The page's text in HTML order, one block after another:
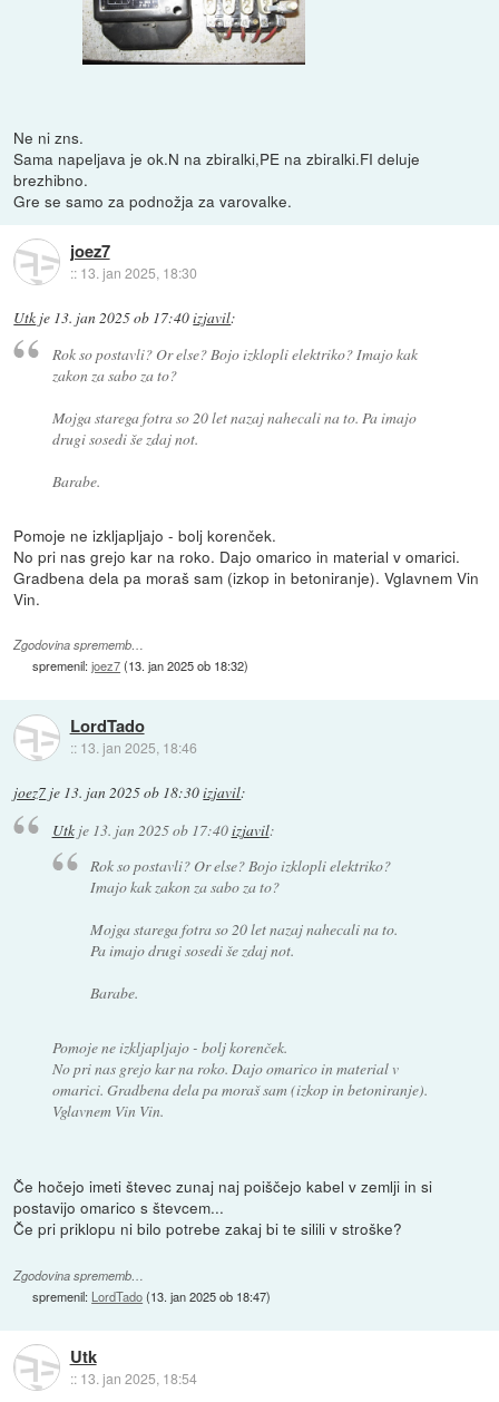
Ne ni zns.
Sama napeljava je ok.N na zbiralki,PE na zbiralki.FI deluje
brezhibno.
Gre se samo za podnožja za varovalke.
joez7
:: 13. jan 2025, 18:30
Utk je 13. jan 2025 ob 17:40izjavil:
Rok so postavli? Or else? Bojo izklopli elektriko? Imajo kak
zakon za sabo za to?
Mojga starega fotra so 20 let nazaj nahecali na to. Pa imajo
drugi sosedi še zdaj not.
Barabe.
Pomoje ne izkljapljajo - bolj korenček.
No pri nas grejo kar na roko. Dajo omarico in material v omarici.
Gradbena dela pa moraš sam (izkop in betoniranje). Vglavnem Vin
Vin.
Zgodovina sprememb…
spremenil:joez7(13. jan 2025 ob 18:32)
LordTado
:: 13. jan 2025, 18:46
joez7 je 13. jan 2025 ob 18:30izjavil:
Utkje 13. jan 2025 ob 17:40izjavil:
Rok so postavli? Or else? Bojo izklopli elektriko?
Imajo kak zakon za sabo za to?
Mojga starega fotra so 20 let nazaj nahecali na to.
Pa imajo drugi sosedi še zdaj not.
Barabe.
Pomoje ne izkljapljajo - bolj korenček.
No pri nas grejo kar na roko. Dajo omarico in material v
omarici. Gradbena dela pa moraš sam (izkop in betoniranje).
Vglavnem Vin Vin.
Če hočejo imeti števec zunaj naj poiščejo kabel v zemlji in si
postavijo omarico s števcem...
Če pri priklopu ni bilo potrebe zakaj bi te silili v stroške?
Zgodovina sprememb…
spremenil: LordTado(13. jan 2025 ob 18:47)
Utk
:: 13. jan 2025, 18:54